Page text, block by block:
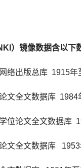
）镜像数据含以下
络出版总库 1915年
文全文数据库 1984
位论文全文数据库
文全文数据库